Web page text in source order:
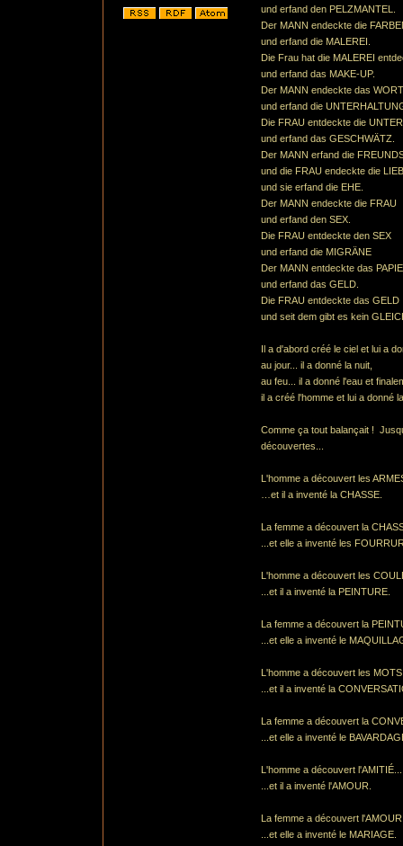
und erfand den PELZMANTEL.
Der MANN endeckte die
und erfand die MALEREI.
Die Frau hat die MALEREI
und erfand das MAKE-UP.
Der MANN endeckte das WORT
und erfand die
Die FRAU entdeckte die
und erfand das GESCHWÄTZ.
Der MANN erfand die
und die FRAU endeckte die
und sie erfand die EHE.
Der MANN endeckte die FRAU
und erfand den SEX.
Die FRAU entdeckte den SEX
und erfand die MIGRÄNE
Der MANN entdeckte das
und erfand das GELD.
Die FRAU entdeckte das GELD
und seit dem gibt es kein
Il a d'abord créé le ciel et lui a
au jour... il a donné la nuit,
au feu... il a donné l'eau et
il a créé l'homme et lui a donné
Comme ça tout balançait !
découvertes...
L'homme a découvert les
…et il a inventé la CHASSE.
La femme a découvert la
...et elle a inventé les
L'homme a découvert les
...et il a inventé la PEINTURE.
La femme a découvert la
...et elle a inventé le
L'homme a découvert les
...et il a inventé la
La femme a découvert la
...et elle a inventé le
L'homme a découvert l'AMITIÉ...
...et il a inventé l'AMOUR.
La femme a découvert
...et elle a inventé le MARIAGE.